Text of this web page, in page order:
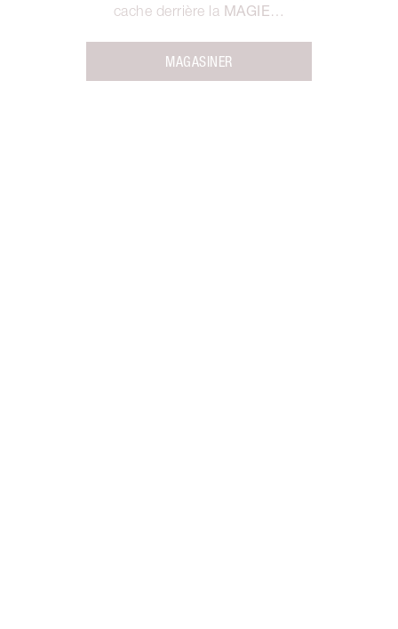
cache derrière la MAGIE…
MAGASINER